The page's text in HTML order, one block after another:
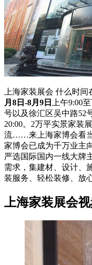
上海家装展会 什么时
月8日-8月9日
上午9:00
号以及徐汇区吴中路52
20:00。2万平实景家装
流……来上海家博会看
家博会已成为千万业主
严选国际国内一线大牌
需求，集建材、设计、
装服务、轻松装修、放
上海家装展会